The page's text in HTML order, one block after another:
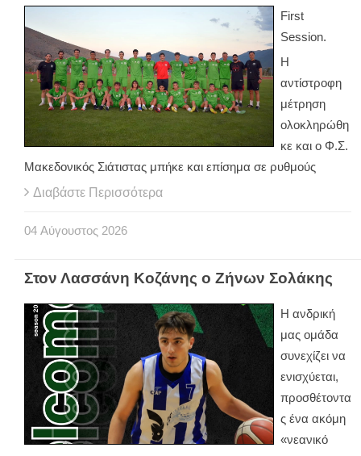
First
Session.
Η
αντίστροφη
μέτρηση
ολοκληρώθη
κε και ο Φ.Σ.
Μακεδονικός Σιάτιστας μπήκε και επίσημα σε ρυθμούς
Διαβάστε Περισσότερα
04 Αύγουστος 2026
Στον Λασσάνη Κοζάνης ο Ζήνων Σολάκης
Η ανδρική
μας ομάδα
συνεχίζει να
ενισχύεται,
προσθέτοντα
ς ένα ακόμη
«νεανικό